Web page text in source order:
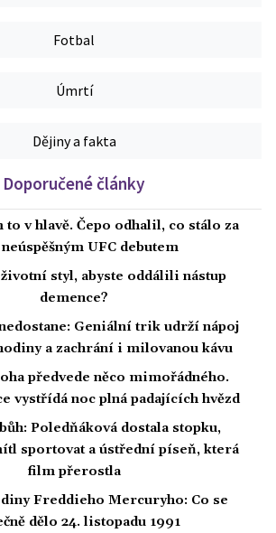
Fotbal
Úmrtí
Dějiny a fakta
Doporučené články
to v hlavě. Čepo odhalil, co stálo za
UFC debutem
styl, abyste oddálili nástup
demence?
Geniální trik udrží nápoj
a zachrání i milovanou kávu
předvede něco mimořádného.
vystřídá noc plná padajících hvězd
Poledňáková dostala stopku,
sportovat a ústřední píseň, která
film přerostla
Freddieho Mercuryho: Co se
dělo 24. listopadu 1991